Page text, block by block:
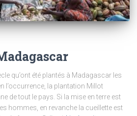
qu’ont été plantés à Madagascar les
l’occurrence, la plantation Millot
de tout le pays. Si la mise en terre est
hommes, en revanche la cueillette est